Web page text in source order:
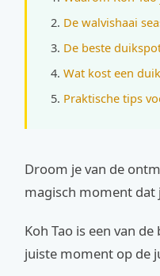
De walvishaai
De beste
Wat kost een
Praktische tips
Droom je van de
magisch moment dat
Koh Tao is een van
juiste moment op de